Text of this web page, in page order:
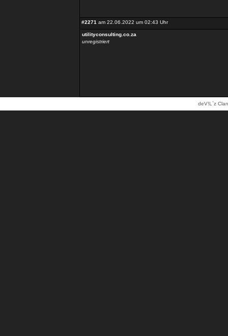
#2271 am 22.06.2022 um 02:43 Uhr
utilityconsulting.co.za
unregistriert
deV!L`z